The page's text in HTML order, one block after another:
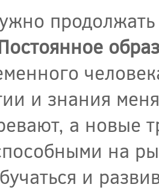
и знания
а новые
на
и